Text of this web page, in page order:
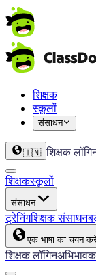
शिक्षक
स्कूलों
संसाधन
🇮🇳 शिक्षक
शिक्षकस्कूलों
संसाधन
ट्रेनिंगशिक्षक संसाधन
एक भाषा का चयन
शिक्षक लॉगिन